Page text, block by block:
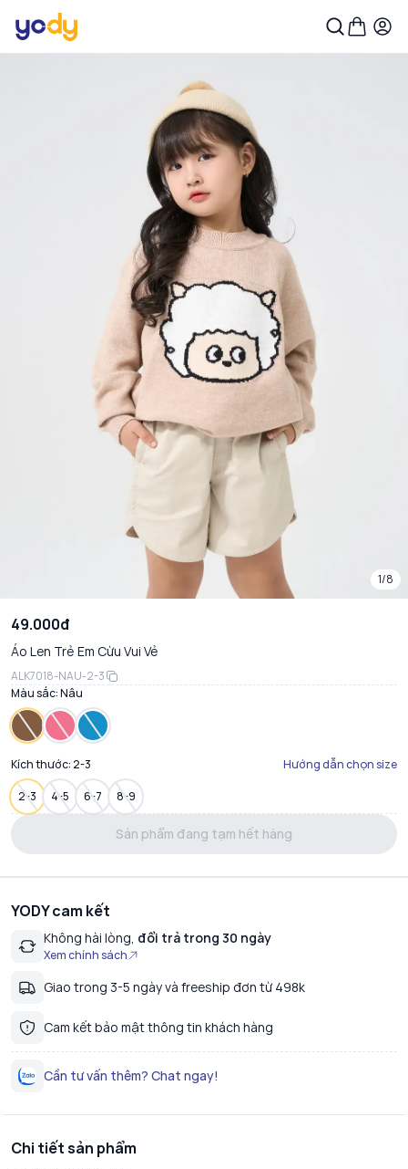
1/8
49.000đ
Áo Len Trẻ Em Cừu Vui Vẻ
ALK7018-NAU-2-3
Màu sắc:Nâu
Kích thước:2-3 Hướng dẫn chọn size
2-3 4-5 6-7 8-9
Sản phẩm đang tạm hết hàng
YODY cam kết
Không hài lòng, đổi trả trong 30 ngày
Xem chính sách
Giao trong 3-5 ngày và freeship đơn từ 498k
Cam kết bảo mật thông tin khách hàng
Cần tư vấn thêm? Chat ngay!
Chi tiết sản phẩm